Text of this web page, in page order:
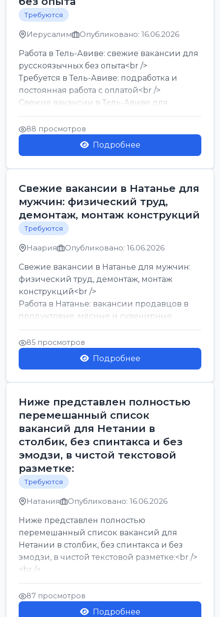
Требуются
Иерусалим Опубликовано: 16.06.2026
Работа в Тель-Авиве: свежие вакансии для
русскоязычных без опыта<br />
Требуется в Тель-Авиве: подработка и
постоянная работа с оплатой<br />
Свежие вакансии в Тель-Авиве для
мужчин и женщин от хозя...
88 просмотров
Подробнее
Свежие вакансии в Натанье для
мужчин: физический труд,
демонтаж, монтаж конструкций
Требуются
Наария Опубликовано: 16.06.2026
Свежие вакансии в Натанье для мужчин:
физический труд, демонтаж, монтаж
конструкций<br />
Работа в Натанье: вакансии продавцов в
продуктовые, мясные и сувенирные
лавки<br />
Разнорабочий на сборку м...
85 просмотров
Подробнее
Ниже представлен полностью
перемешанный список
вакансий для Нетании в
столбик, без спинтакса и без
эмодзи, в чистой текстовой
разметке:
Требуются
Натания Опубликовано: 16.06.2026
Ниже представлен полностью
перемешанный список вакансий для
Нетании в столбик, без спинтакса и без
эмодзи, в чистой текстовой разметке:<br />
<br />
Работа в Нетании на мебельном
производстве: требу...
87 просмотров
Подробнее